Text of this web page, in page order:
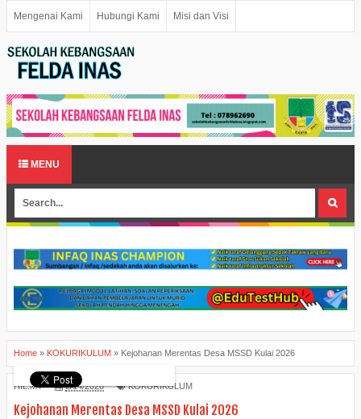
Mengenai Kami Hubungi Kami Misi dan Visi
MENU
Home » KOKURIKULUM » Kejohanan Merentas Desa MSSD Kulai 2026
HIL.MY 2/14/2026 KOKURIKULUM
Kejohanan Merentas Desa MSSD Kulai 2026